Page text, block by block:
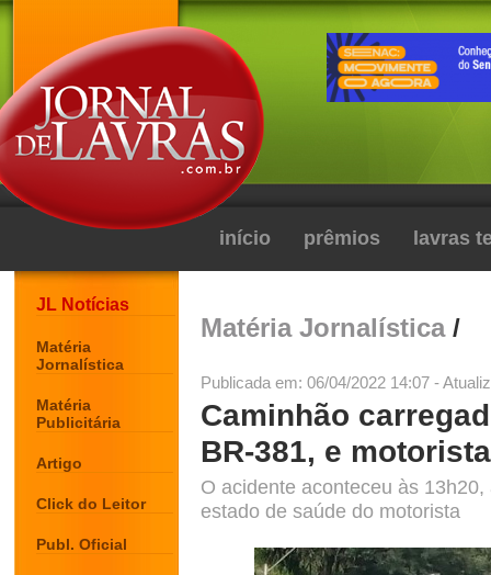
início prêmios lavras
JL Notícias
Matéria
Jornalística
Matéria
Publicitária
Artigo
Click do Leitor
Publ. Oficial
Matéria Jornalística/
Publicada em: 06/04/2022 14:07 -
Caminhão
BR-381, e
O acidente aconteceu às
estado de saúde do motorista